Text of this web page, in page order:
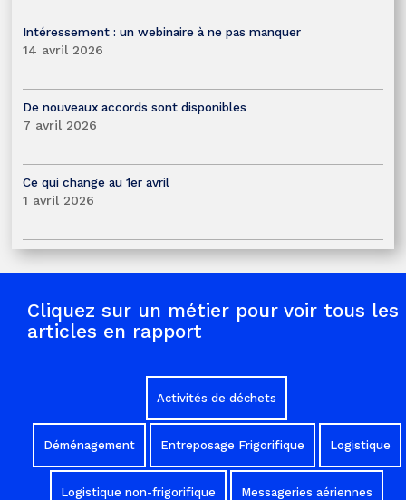
Intéressement : un webinaire à ne pas manquer
14 avril 2026
De nouveaux accords sont disponibles
7 avril 2026
Ce qui change au 1er avril
1 avril 2026
Cliquez sur un métier pour voir tous les
articles en rapport
Activités de déchets
Déménagement Entreposage Frigorifique Logistique
Logistique non-frigorifique Messageries aériennes